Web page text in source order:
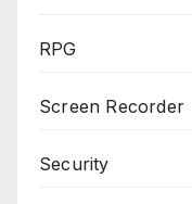
RPG
Screen Recorder
Security